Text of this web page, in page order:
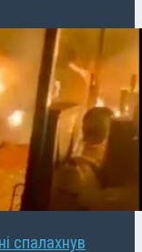
спалахнув